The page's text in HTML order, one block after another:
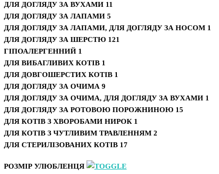
ДЛЯ ДОГЛЯДУ ЗА ВУХАМИ 11
ДЛЯ ДОГЛЯДУ ЗА ЛАПАМИ 5
ДЛЯ ДОГЛЯДУ ЗА ЛАПАМИ, ДЛЯ ДОГЛЯДУ ЗА НОСОМ 1
ДЛЯ ДОГЛЯДУ ЗА ШЕРСТЮ 121
ГІПОАЛЕРГЕННИЙ 1
ДЛЯ ВИБАГЛИВИХ КОТІВ 1
ДЛЯ ДОВГОШЕРСТИХ КОТІВ 1
ДЛЯ ДОГЛЯДУ ЗА ОЧИМА 9
ДЛЯ ДОГЛЯДУ ЗА ОЧИМА, ДЛЯ ДОГЛЯДУ ЗА ВУХАМИ 1
ДЛЯ ДОГЛЯДУ ЗА РОТОВОЮ ПОРОЖНИНОЮ 15
ДЛЯ КОТІВ З ХВОРОБАМИ НИРОК 1
ДЛЯ КОТІВ З ЧУТЛИВИМ ТРАВЛЕННЯМ 2
ДЛЯ СТЕРИЛІЗОВАНИХ КОТІВ 17
РОЗМІР УЛЮБЛЕНЦЯ